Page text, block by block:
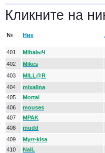
Кликните на
№ Ник
401 MihalыЧ
402
Mikes
403
MILL@R
404
mixalina
405
Mortal
406
mouses
407
MPAK
408
mudd
409
Myrr-kisa
410
NaiL